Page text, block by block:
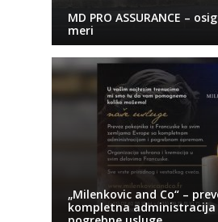
MD PRO ASSURANCE –
meri
„Milenkovic and Co“ –
kompletna